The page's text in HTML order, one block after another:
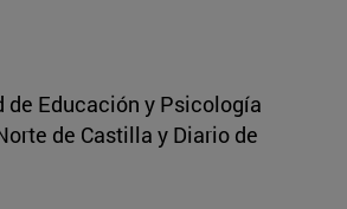
de Educación y Psicología
de Castilla y Diario de